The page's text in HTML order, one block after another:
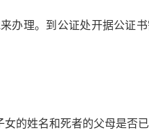
办理。到公证处开据公证
的姓名和死者的父母是否已